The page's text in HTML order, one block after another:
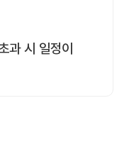
과 시 일정이